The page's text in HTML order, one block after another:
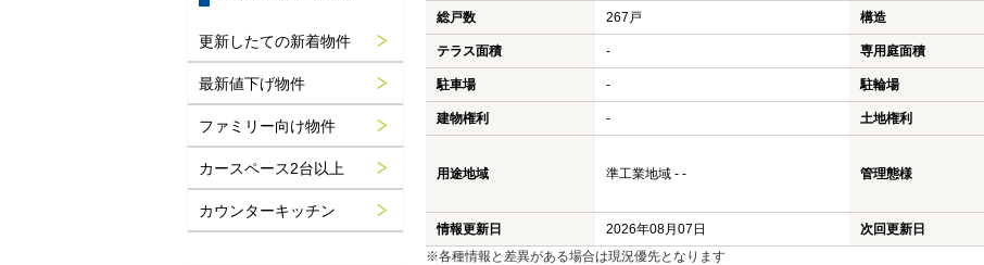
総戸数 267戸 構造
テラス面積 - 専用庭面積
駐車場 - 駐輪場
建物権利 - 土地権利
用途地域 準工業地域 - - 管理態様
情報更新日 2026年08月07日 次回更新日
※各種情報と差異がある場合は現況優先となります
更新したての新着物件
最新値下げ物件
ファミリー向け物件
カースペース2台以上
カウンターキッチン